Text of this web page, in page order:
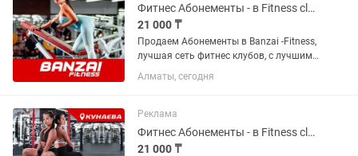
Фитнес Абонементы - в Fitness club Banzai (на Абая). Продаем срочно!
21 000 ₸
Продаем Абонементы в Banzai -Fitness,
лучшая сеть фитнес клубов, с лучшими
в городе инструкторами и самыми
адекватными ценами в городе.
Все подробности по Телефону,...
Алматы, сегодня
Реклама
Фитнес Абонементы - в Fitness club Banzai (на Кунаева). Продаем срочно!
21 000 ₸